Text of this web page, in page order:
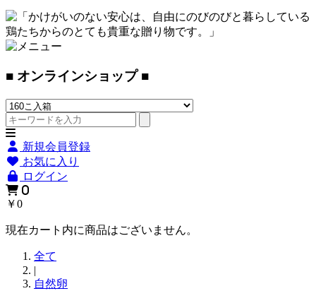
■ オンラインショップ ■
新規会員登録
お気に入り
ログイン
0
￥0
現在カート内に商品はございません。
全て
|
自然卵